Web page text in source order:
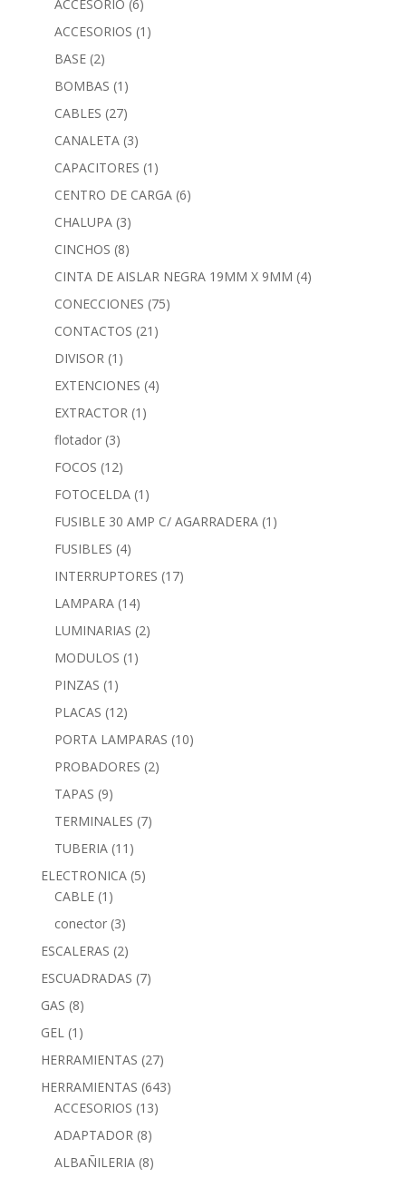
ACCESORIO (6)
ACCESORIOS (1)
BASE (2)
BOMBAS (1)
CABLES (27)
CANALETA (3)
CAPACITORES (1)
CENTRO DE CARGA (6)
CHALUPA (3)
CINCHOS (8)
CINTA DE AISLAR NEGRA 19MM X 9MM (4)
CONECCIONES (75)
CONTACTOS (21)
DIVISOR (1)
EXTENCIONES (4)
EXTRACTOR (1)
flotador (3)
FOCOS (12)
FOTOCELDA (1)
FUSIBLE 30 AMP C/ AGARRADERA (1)
FUSIBLES (4)
INTERRUPTORES (17)
LAMPARA (14)
LUMINARIAS (2)
MODULOS (1)
PINZAS (1)
PLACAS (12)
PORTA LAMPARAS (10)
PROBADORES (2)
TAPAS (9)
TERMINALES (7)
TUBERIA (11)
ELECTRONICA (5)
CABLE (1)
conector (3)
ESCALERAS (2)
ESCUADRADAS (7)
GAS (8)
GEL (1)
HERRAMIENTAS (27)
HERRAMIENTAS (643)
ACCESORIOS (13)
ADAPTADOR (8)
ALBAÑILERIA (8)